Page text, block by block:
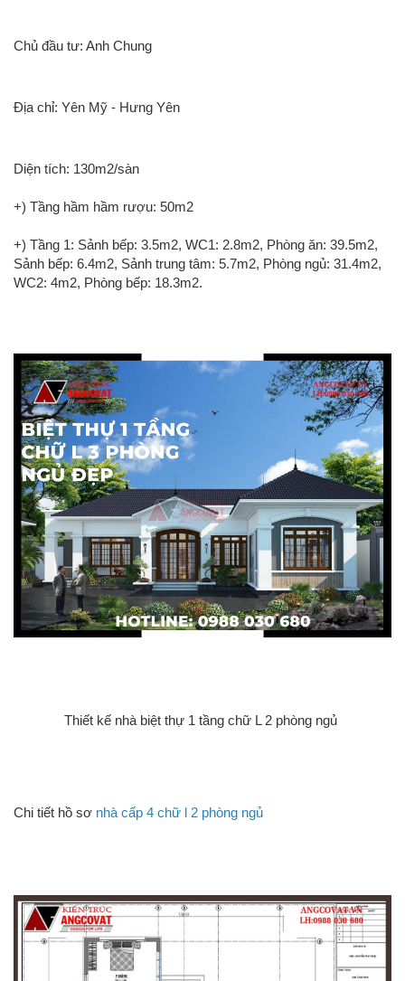
Chủ đầu tư: Anh Chung
Địa chỉ: Yên Mỹ - Hưng Yên
Diện tích: 130m2/sàn
+) Tầng hầm hầm rượu: 50m2
+) Tầng 1: Sảnh bếp: 3.5m2, WC1: 2.8m2, Phòng ăn: 39.5m2,
Sảnh bếp: 6.4m2, Sảnh trung tâm: 5.7m2, Phòng ngủ: 31.4m2,
WC2: 4m2, Phòng bếp: 18.3m2.
Thiết kế nhà biệt thự 1 tầng chữ L 2 phòng ngủ
Chi tiết hồ sơ nhà cấp 4 chữ l 2 phòng ngủ